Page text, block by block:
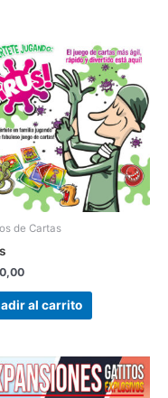
de Cartas
al carrito